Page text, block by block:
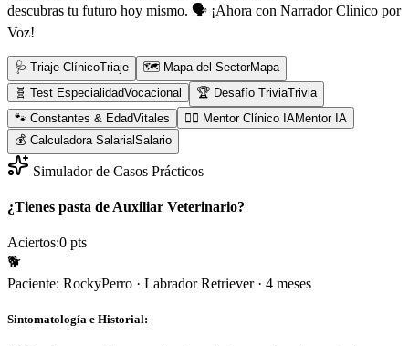
descubras tu futuro hoy mismo. 🗣️ ¡Ahora con Narrador Clínico por
Voz!
🩺 Triaje ClínicoTriaje 🗺️ Mapa del SectorMapa
🧬 Test EspecialidadVocacional 🏆 Desafío TriviaTrivia
🐾 Constantes & EdadVitales 👨‍⚕️ Mentor Clínico IAMentor IA
💰 Calculadora SalarialSalario
Simulador de Casos Prácticos
¿Tienes pasta de Auxiliar Veterinario?
Aciertos:0 pts
🐕
Paciente: RockyPerro · Labrador Retriever· 4 meses
Sintomatología e Historial: